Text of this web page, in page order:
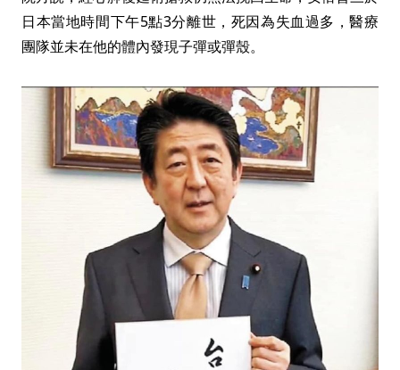
日本當地時間下午5點3分離世，死因為失血過多，醫療
團隊並未在他的體內發現子彈或彈殼。